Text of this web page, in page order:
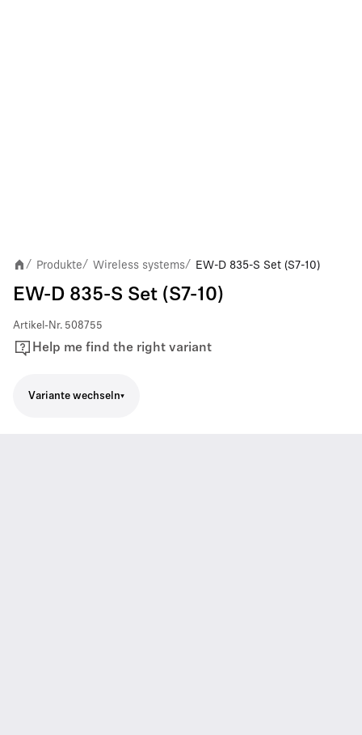
/ Produkte/ Wireless systems/ EW-D 835-S Set (S7-10)
EW-D 835-S Set (S7-10)
Artikel-Nr. 508755
Help me find the right variant
Variante wechseln